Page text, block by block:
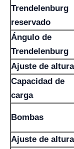
Trendelenburg
reservado
Ángulo de
Trendelenburg
Ajuste de altura
Capacidad de
carga
Bombas
Ajuste de altura